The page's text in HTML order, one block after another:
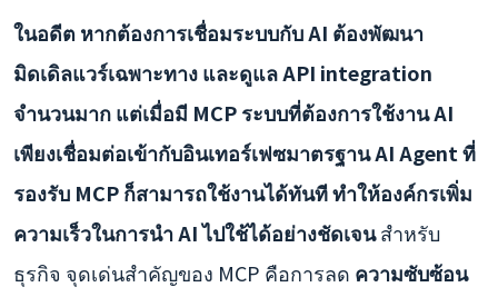
ในอดีต หากต้องการเชื่อมระบบกับ AI ต้องพัฒนา
มิดเดิลแวร์เฉพาะทาง และดูแล API integration
จำนวนมาก แต่เมื่อมี MCP ระบบที่ต้องการใช้งาน AI
เพียงเชื่อมต่อเข้ากับอินเทอร์เฟซมาตรฐาน AI Agent ที่
รองรับ MCP ก็สามารถใช้งานได้ทันที ทำให้องค์กรเพิ่ม
ความเร็วในการนำ AI ไปใช้ได้อย่างชัดเจนสำหรับ
ธุรกิจ จุดเด่นสำคัญของ MCP คือการลด ความซับซ้อน